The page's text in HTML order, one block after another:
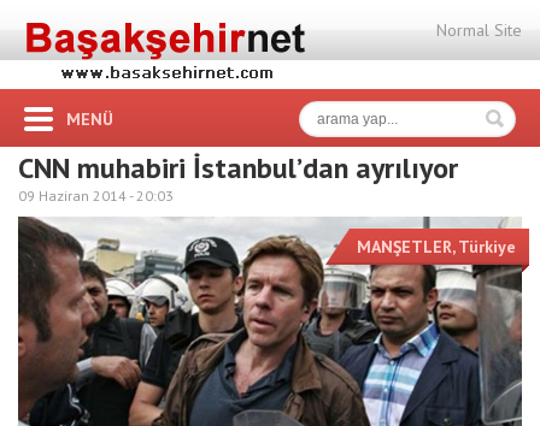
Normal Site
MENÜ
CNN muhabiri İstanbul’dan ayrılıyor
09 Haziran 2014 -20:03
MANŞETLER,Türkiye